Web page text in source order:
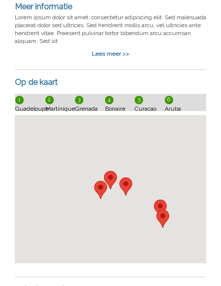
Meer informatie
Lorem ipsum dolor sit amet, consectetur adipiscing elit. Sed malesuada
placerat dolor sed ultrices. Sed hendrerit mollis arcu, vel ultricies ante
hendrerit vitae. Praesent pulvinar tortor bibendum arcu accumsan
aliquam. Sed sit
Lees meer >>
Op de kaart
1
Guadeloupe
2
Martinique
3
Grenada
4
Bonaire
5
Curacao
6
Aruba